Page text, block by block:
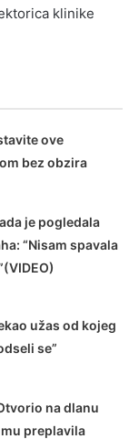
klinike
ove
bez obzira
je pogledala
“Nisam spavala
užas od kojeg
se”
na dlanu
mu preplavila